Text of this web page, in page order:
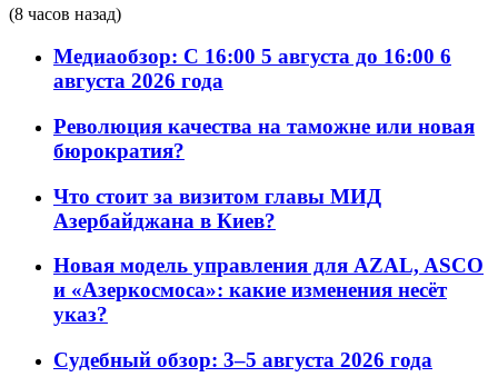
(8 часов назад)
Медиаобзор: С 16:00 5 августа до 16:00 6
августа 2026 года
Революция качества на таможне или новая
бюрократия?
Что стоит за визитом главы МИД
Азербайджана в Киев?
Новая модель управления для AZAL, ASCO
и «Азеркосмоса»: какие изменения несёт
указ?
Судебный обзор: 3–5 августа 2026 года